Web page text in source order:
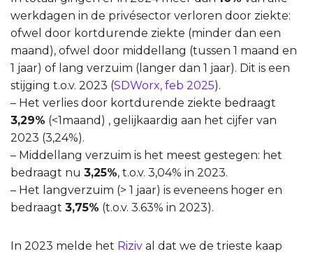
werkdagen in de privésector verloren door ziekte:
ofwel door kortdurende ziekte (minder dan een
maand), ofwel door middellang (tussen 1 maand en
1 jaar) of lang verzuim (langer dan 1 jaar). Dit is een
stijging t.o.v. 2023 (SDWorx, feb 2025).
– Het verlies door kortdurende ziekte bedraagt
3,29% (<1maand) , gelijkaardig aan het cijfer van
2023 (3,24%).
– Middellang verzuim is het meest gestegen: het
bedraagt nu 3,25%, t.o.v. 3,04% in 2023.
– Het langverzuim (> 1 jaar) is eveneens hoger en
bedraagt 3,75% (t.o.v. 3.63% in 2023).
In 2023 melde het Riziv al dat we de trieste kaap